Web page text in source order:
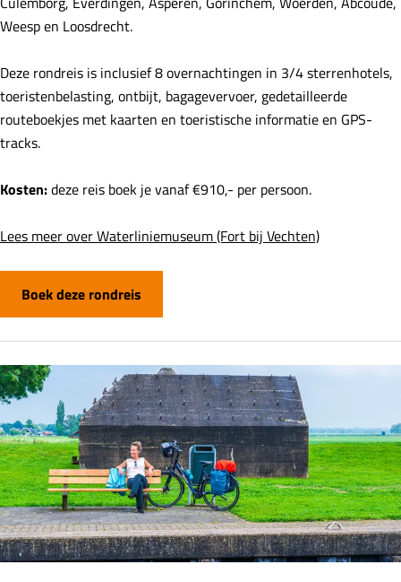
Weesp en Loosdrecht.
Deze rondreis is inclusief 8 overnachtingen in 3/4 sterrenhotels,
toeristenbelasting, ontbijt, bagagevervoer, gedetailleerde
routeboekjes met kaarten en toeristische informatie en GPS-
tracks.
Kosten:deze reis boek je vanaf €910,- per persoon.
Lees meer over Waterliniemuseum (Fort bij Vechten)
Boek deze rondreis